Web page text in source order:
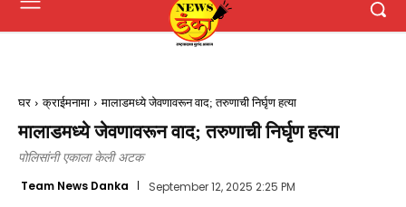
घर क्राईमनामा मालाडमध्ये जेवणावरून वाद; तरुणाची निर्घृण हत्या
मालाडमध्ये जेवणावरून वाद; तरुणाची निर्घृण हत्या
पोलिसांनी एकाला केली अटक
Team News Danka September 12, 2025 2:25 PM